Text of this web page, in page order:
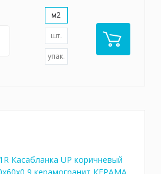
м2
шт.
упак.